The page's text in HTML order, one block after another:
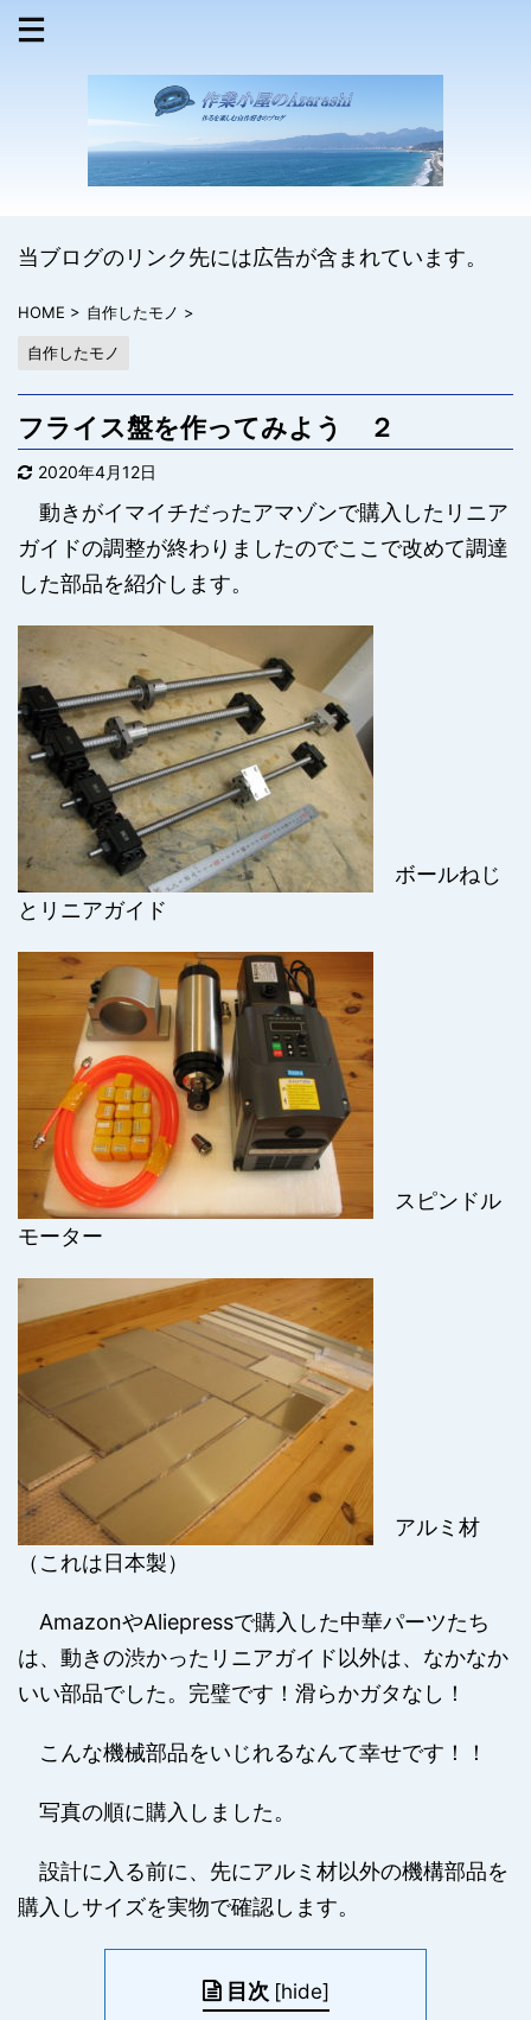
当ブログのリンク先には広告が含まれています。
HOME > 自作したモノ >
自作したモノ
フライス盤を作ってみよう ２
2020年4月12日
動きがイマイチだったアマゾンで購入したリニア
ガイドの調整が終わりましたのでここで改めて調達
した部品を紹介します。
ボールねじ
とリニアガイド
スピンドル
モーター
アルミ材
（これは日本製）
AmazonやAliepressで購入した中華パーツたち
は、動きの渋かったリニアガイド以外は、なかなか
いい部品でした。完璧です！滑らかガタなし！
こんな機械部品をいじれるなんて幸せです！！
写真の順に購入しました。
設計に入る前に、先にアルミ材以外の機構部品を
購入しサイズを実物で確認します。
目次 [hide]